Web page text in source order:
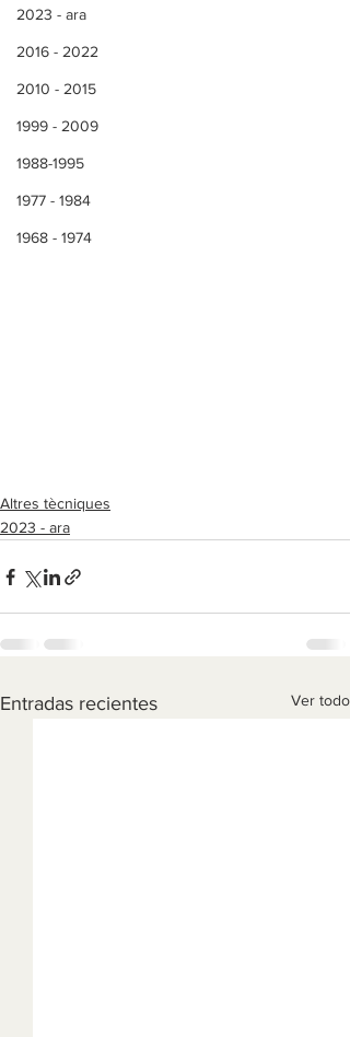
2023 - ara
2016 - 2022
2010 - 2015
1999 - 2009
1988-1995
1977 - 1984
1968 - 1974
Altres tècniques
2023 - ara
Entradas recientes Ver todo